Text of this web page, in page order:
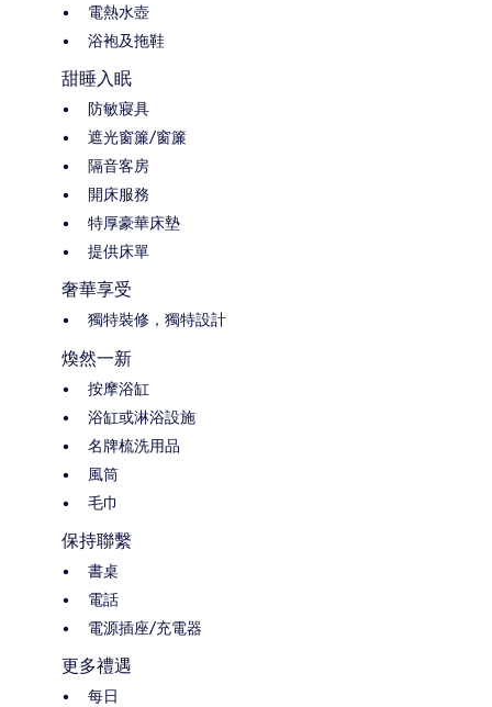
電熱水壺
浴袍及拖鞋
甜睡入眠
防敏寢具
遮光窗簾/窗簾
隔音客房
開床服務
特厚豪華床墊
提供床單
奢華享受
獨特裝修，獨特設計
煥然一新
按摩浴缸
浴缸或淋浴設施
名牌梳洗用品
風筒
毛巾
保持聯繫
書桌
電話
電源插座/充電器
更多禮遇
每日